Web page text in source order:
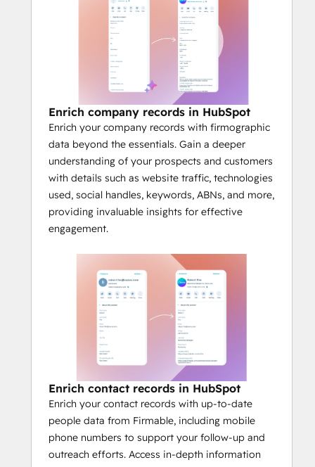
Up-level lead qualification and lead
scoring for improved sales handling
and routing processes
Enrich from Firmable without leaving
HubSpot
And more!
Enrich company records in HubSpot
Enrich your company records with firmographic
data beyond the essentials. Gain a deeper
understanding of your prospects and customers
with details such as website traffic, technologies
used, social handles, keywords, ABNs, and more,
providing invaluable insights for effective
engagement.
Enrich contact records in HubSpot
Enrich your contact records with up-to-date
people data from Firmable, including mobile
phone numbers to support your follow-up and
outreach efforts. Access in-depth information